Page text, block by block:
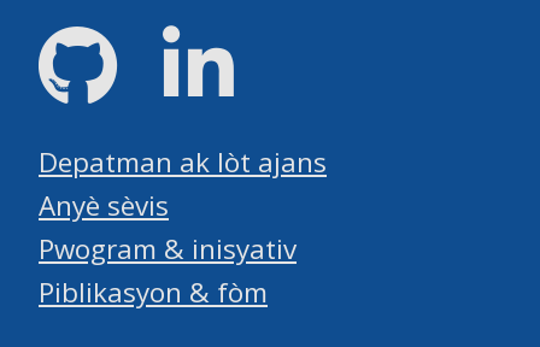
GitHub
Depatman ak lòt ajans
Anyè sèvis
Pwogram & inisyativ
Piblikasyon & fòm